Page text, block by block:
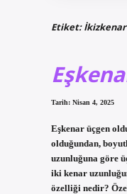
Etiket:
Tarih: Nisan 4, 2025
Eşkenar üçgen
olduğundan,
uzunluğuna göre
iki kenar
özelliği nedir?